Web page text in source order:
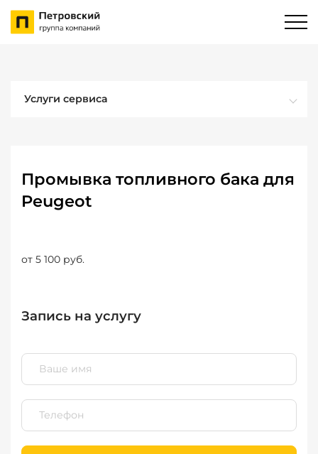
Услуги сервиса
Промывка топливного бака для
Peugeot
от 5 100 руб.
Запись на услугу